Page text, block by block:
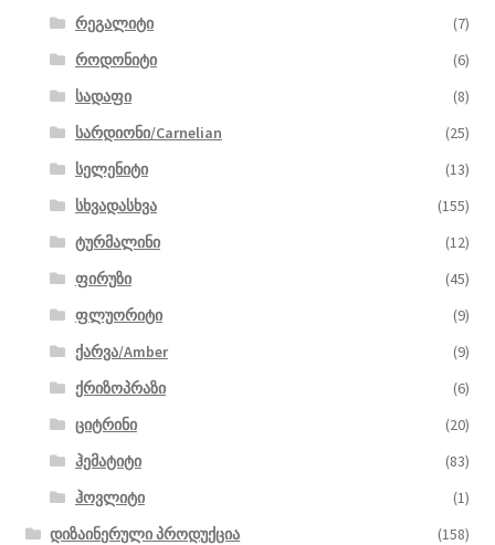
რეგალიტი
(7)
როდონიტი
(6)
სადაფი
(8)
სარდიონი/Carnelian
(25)
სელენიტი
(13)
სხვადასხვა
(155)
ტურმალინი
(12)
ფირუზი
(45)
ფლუორიტი
(9)
ქარვა/Amber
(9)
ქრიზოპრაზი
(6)
ციტრინი
(20)
ჰემატიტი
(83)
ჰოვლიტი
(1)
დიზაინერული პროდუქცია
(158)